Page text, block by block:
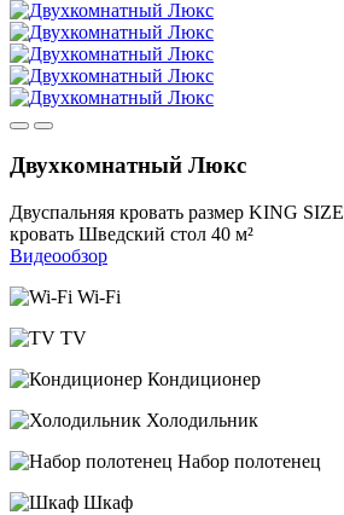
Двухкомнатный Люкс
Двуспальняя кровать размер KING SIZE
кровать Шведский стол 40 м²
Видеообзор
Wi-Fi
TV
Кондиционер
Холодильник
Набор полотенец
Шкаф